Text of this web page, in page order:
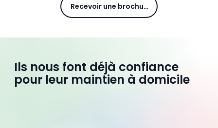
Recevoir une brochure
Ils nous font déjà confiance
pour leur maintien à domicile